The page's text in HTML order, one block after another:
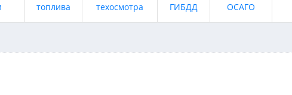
топлива
техосмотра
ГИБДД
ОСАГО